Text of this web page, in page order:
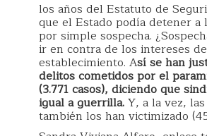
los años del Estatuto de
que el Estado podía detener a
por simple sospecha.
ir en contra de los intereses
establecimiento. Así se han
delitos cometidos por el
(3.771 casos), diciendo que
igual a guerrilla.Y, a la vez,
también los han victimizado